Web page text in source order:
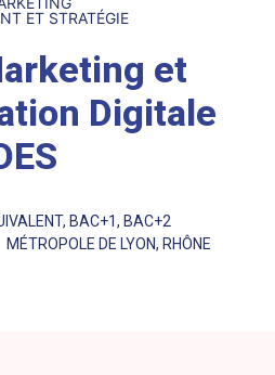
ET STRATÉGIE
et
Digitale
, BAC+1, BAC+2
MÉTROPOLE DE LYON, RHÔNE